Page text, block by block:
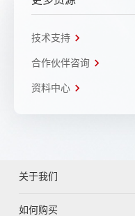
技术支持
合作伙伴咨询
资料中心
关于我们
如何购买